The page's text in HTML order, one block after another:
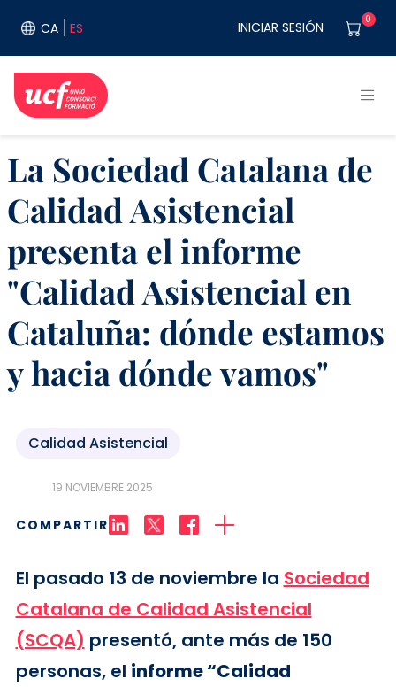
CA ES User
INICIAR SESIÓN 0
La Sociedad Catalana de
Calidad Asistencial
presenta el informe
"Calidad Asistencial en
Cataluña: dónde estamos
y hacia dónde vamos"
Calidad Asistencial
19 NOVIEMBRE 2025
COMPARTIR
El pasado 13 de noviembre la Sociedad
Catalana de Calidad Asistencial
(SCQA) presentó, ante más de 150
personas, el informe “Calidad